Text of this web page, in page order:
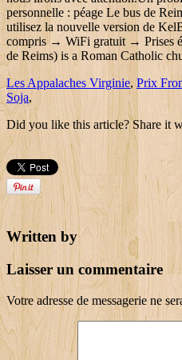
Les Appalaches Virginie, Prix
Soja,
Did you like this article? Share it
Written by
Laisser un commentaire
Votre adresse de messagerie ne